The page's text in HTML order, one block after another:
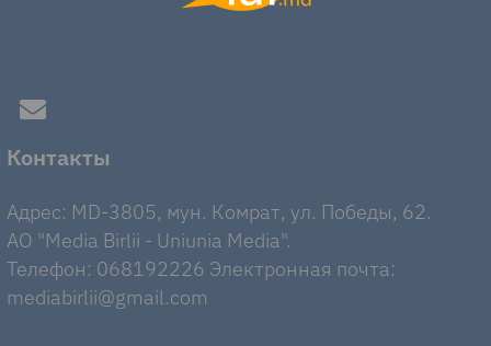
Контакты
Адрес: MD-3805, мун. Комрат, ул. Победы, 62.
AO "Media Birlii - Uniunia Media".
Телефон: 068192226 Электронная почта:
mediabirlii@gmail.com